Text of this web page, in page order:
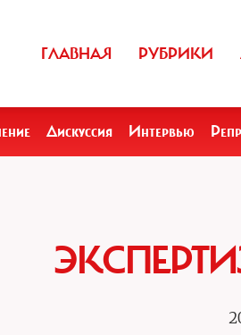
ГЛАВНАЯ РУБРИКИ
Дискуссия Интервью